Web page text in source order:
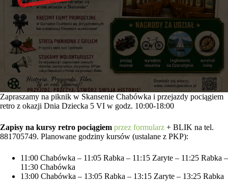
Zapraszamy na piknik w Skansenie Chabówka i przejazdy pociągiem
retro z okazji Dnia Dziecka 5 VI w godz. 10:00-18:00
Zapisy na kursy retro pociągiem przez formularz + BLIK na tel.
881705749. Planowane godziny kursów (ustalane z PKP):
11:00 Chabówka – 11:05 Rabka – 11:15 Zaryte – 11:25 Rabka –
11:30 Chabówka
13:00 Chabówka – 13:05 Rabka – 13:15 Zaryte – 13:25 Rabka